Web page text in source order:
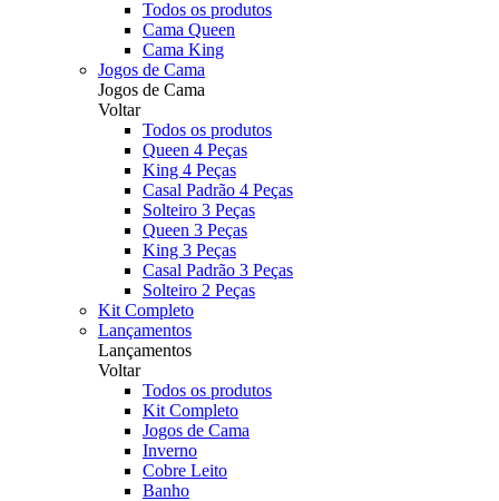
Todos os produtos
Cama Queen
Cama King
Jogos de Cama
Jogos de Cama
Voltar
Todos os produtos
Queen 4 Peças
King 4 Peças
Casal Padrão 4 Peças
Solteiro 3 Peças
Queen 3 Peças
King 3 Peças
Casal Padrão 3 Peças
Solteiro 2 Peças
Kit Completo
Lançamentos
Lançamentos
Voltar
Todos os produtos
Kit Completo
Jogos de Cama
Inverno
Cobre Leito
Banho